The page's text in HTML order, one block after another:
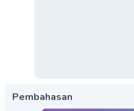
Pembahasan